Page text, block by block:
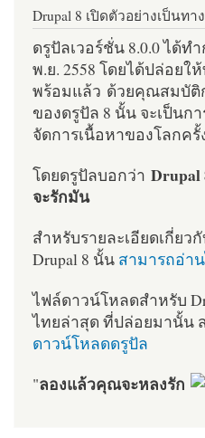
Drupal 8 เปิดตัวอย่างเป็นทา
ดรูปัลเวอร์ชั่น 8.0.0 ได้ท
พ.ย. 2558 โดยได้ปล่อย
พร้อมแล้ว ด้วยคุณสมบัติ
ของดรูปัล 8 นั้น จะเป็นก
จัดการเนื้อหาของโลกค
โดยดรูปัลบอกว่า
จะรักมัน
สำหรับรายละเอียดเกี่ย
Drupal 8 นั้น สามารถอ่า
ไฟล์ดาวน์โหลดสำหรับ
ไทยล่าสุด ที่ปล่อยมานั้น
ดาวน์โหลดดรูปัล
"ลองแล้วคุณจะหลงรัก